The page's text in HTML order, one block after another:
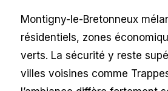
Montigny-le-Bretonneux
résidentiels, zones
verts. La sécurité y reste
villes voisines comme